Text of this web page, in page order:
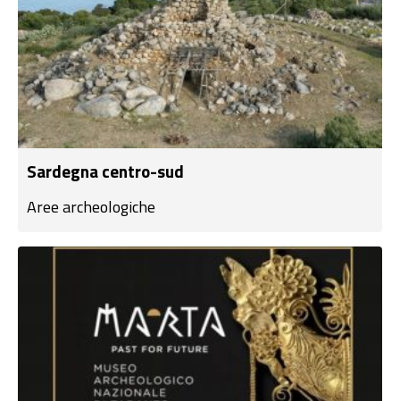
Sardegna centro-sud
Aree archeologiche